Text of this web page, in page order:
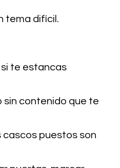
tema difícil.
si te estancas
sin contenido que te
cascos puestos son